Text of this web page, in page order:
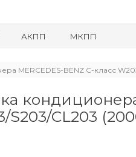
АКПП МКПП
MERCEDES-BENZ C-класс
S203/CL203